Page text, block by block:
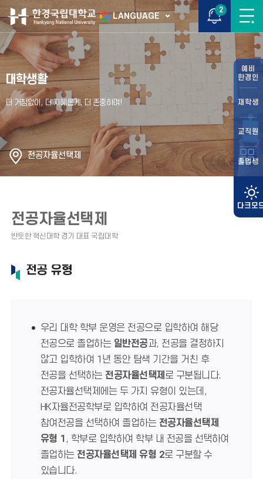
LANGUAGE
2
예비
한경인
재학생
교직원
졸업생
대학생활
전공자율선택제
전공자율선택제
전공 유형
우리 대학 학부 운영은 전공으로 입학하여 해당
전공으로 졸업하는 일반전공과, 전공을 결정하지
않고 입학하여 1년 동안 탐색 기간을 거친 후
전공을 선택하는 전공자율선택제 로 구분됩니다.
전공자율선택제에는 두 가지 유형이 있는데,
HK자율전공학부로 입학하여 전공자율선택
참여전공을 선택하여 졸업하는 전공자율선택제
유형 1 , 학부로 입학하여 학부 내 전공을 선택하여
졸업하는 전공자율선택제 유형 2로 구분할 수
있습니다.